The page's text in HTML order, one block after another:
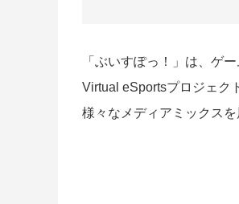
「ぶいすぽっ！」は、ゲ
Virtual eSportsプロジェク
様々なメディアミックスを